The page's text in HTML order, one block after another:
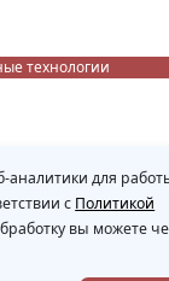
технологии
для
с Политикой
вы можете